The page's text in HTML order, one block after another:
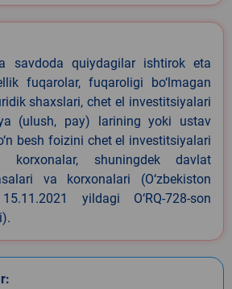
savdoda quiydagilar ishtirok eta
fuqarolar, fuqaroligi bo‘lmagan
shaxslari, chet el investitsiyalari
(ulush, pay) larining yoki ustav
besh foizini chet el investitsiyalari
korxonalar, shuningdek davlat
va korxonalari (O‘zbekiston
yildagi O‘RQ-728-son